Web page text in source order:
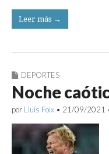
Leer más →
DEPORTES
Noche
por Lluís Foix • 21/09/2021